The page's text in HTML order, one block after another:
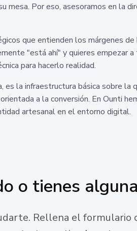
Por eso, asesoramos en la
que entienden los márgenes
"está ahí" y quieres empezar
para hacerlo realidad.
la infraestructura básica sobre
a la conversión. En Ounti
artesanal en el entorno digital.
o tienes
Rellena el formulario